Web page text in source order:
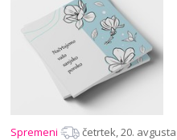
Spremeni četrtek, 20. avgusta